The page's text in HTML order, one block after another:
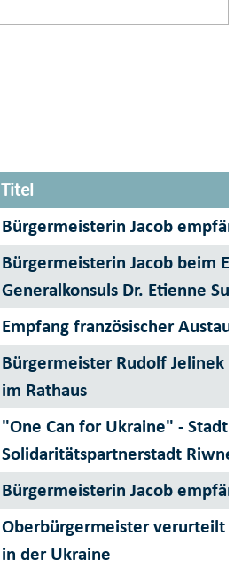
Titel
Bürgermeisterin Jacob
Bürgermeisterin Jacob beim
Generalkonsuls Dr. Etienne Sur
Empfang französischer
Bürgermeister Rudolf Jelinek
im Rathaus
"One Can for Ukraine" - Stadt
Solidaritätspartnerstadt
Bürgermeisterin Jacob
Oberbürgermeister verurteilt
in der Ukraine